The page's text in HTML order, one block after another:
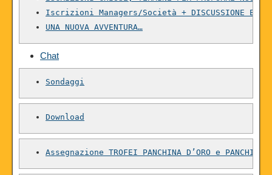
Iscrizioni Managers/Società + DISCUSSIONE
UNA NUOVA AVVENTURA…
Chat
Sondaggi
Download
Assegnazione TROFEI PANCHINA D’ORO e PANCHINA